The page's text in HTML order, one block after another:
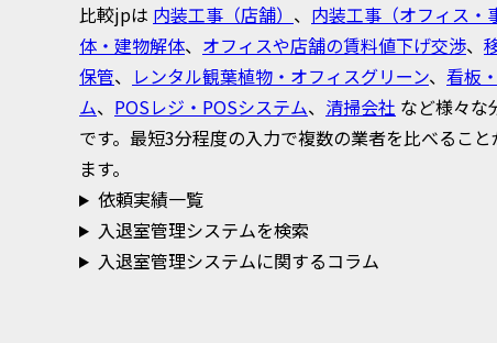
比較jpは 内装工事（店舗） 、 内装工事（オフィス・
体・建物解体、 オフィスや店舗の賃料値下げ交渉、
保管、 レンタル観葉植物・オフィスグリーン、 看板
ム、 POSレジ・POSシステム、 清掃会社 など様々な
です。最短3分程度の入力で複数の業者を比べるこ
ます。
依頼実績一覧
入退室管理システムを検索
入退室管理システムに関するコラム